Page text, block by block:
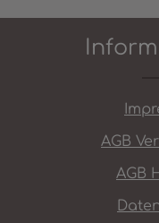
oder
AGB
AGB